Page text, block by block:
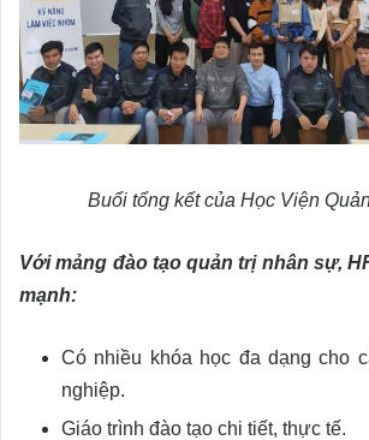
Buổi tổng kết của Học Viện
Với mảng đào tạo quản trị nhân sự,
mạnh:
Có nhiều khóa học đa dạng cho
nghiệp.
Giáo trình đào tạo chi tiết, thực tế.